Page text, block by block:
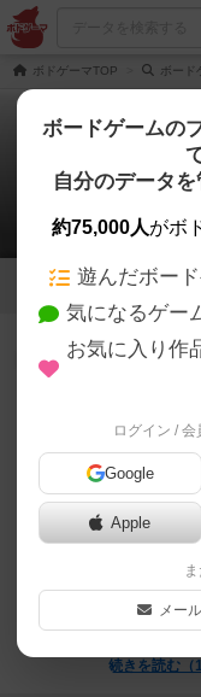
ボドゲーマTOP ボード
1
134名
本作はス
の史実を
のひとつ
カープレ
るが、単
るわけで
遊びご...
続きを読む（
ボードゲームの
自分のデータ
約75,000人がボ
遊んだボー
気になるゲー
お気に入り作
ログイン / 会
Google
Apple
メー